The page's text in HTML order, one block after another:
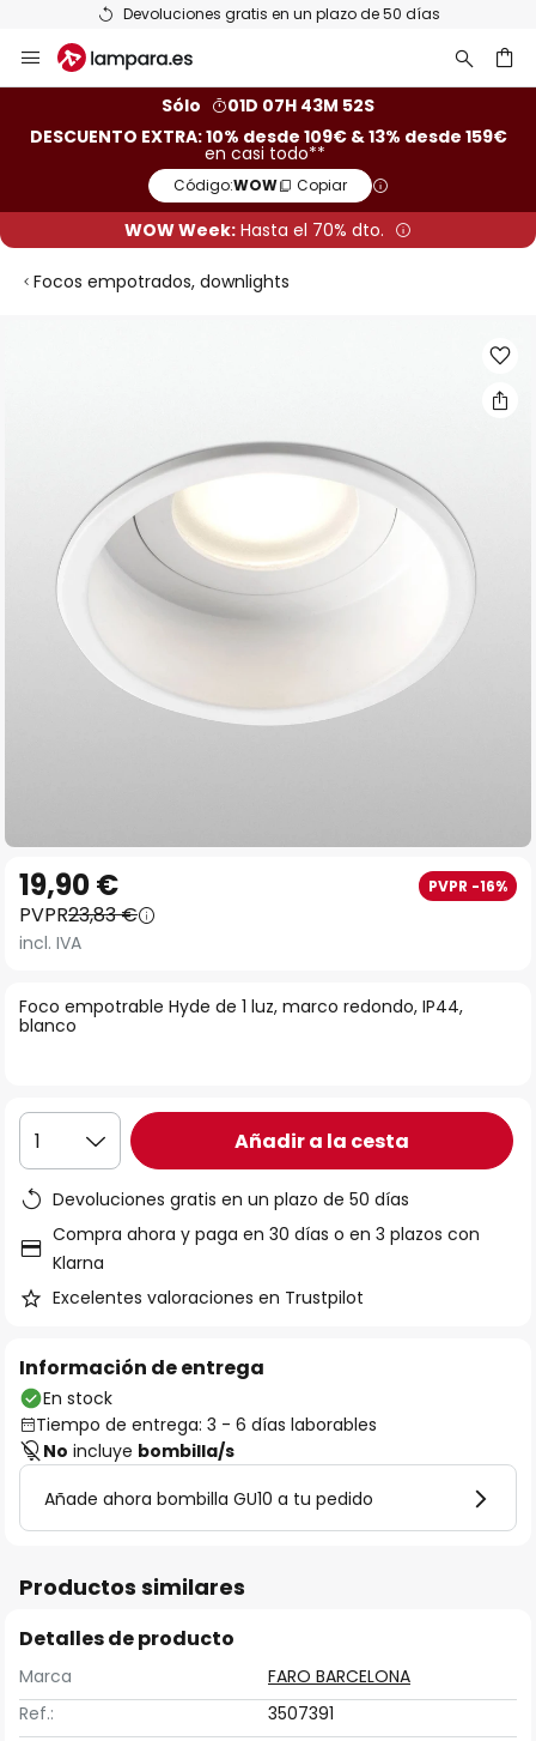
Devoluciones gratis en un plazo de 50 días
al
Sólo
01D 07H 43M 51S
DESCUENTO EXTRA: 10% desde 109€ & 13% desde 159€
en casi todo**
Código:WOW Copiar
WOW Week: Hasta el 70% dto.
Focos empotrados, downlights
imágenes
comienzo
de
galería
de
Foco empotrable Hyde de 1 luz, marco redondo, IP44,
blanco
19,90 € PVPR -16%
PVPR23,83 €
incl. IVA
1 Añadir a la cesta
Devoluciones gratis en un plazo de 50 días
Compra ahora y paga en 30 días o en 3 plazos con
Klarna
Excelentes valoraciones en Trustpilot
Información de entrega
En stock
Tiempo de entrega: 3 - 6 días laborables
No incluye bombilla/s
Añade ahora bombilla GU10 a tu pedido
Productos similares
Detalles de producto
Marca
FARO BARCELONA
Ref.:
3507391